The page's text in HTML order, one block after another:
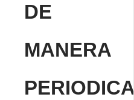
DE
MANERA
PERIODICA